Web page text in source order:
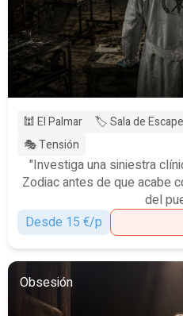
🕍 El Palmar 🏷️ Sala de Escape
🎭 Tensión
"Investiga una siniestra
Zodiac antes de que acabe
del
Desde 15 €/p
Obsesión